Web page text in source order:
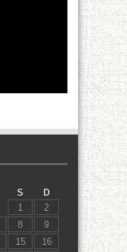
S
D
1
2
8
9
15
16